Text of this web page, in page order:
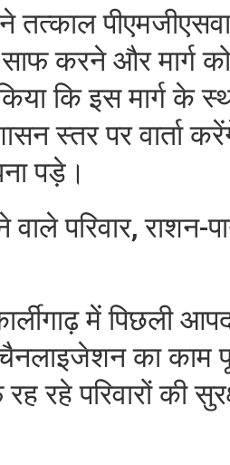
तत्काल
करने और मार्ग को
कि इस मार्ग के
स्तर पर वार्ता
पड़े।
परिवार, राशन-
में पिछली
का काम
रहे परिवारों की